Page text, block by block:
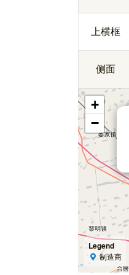
上横框
侧面
+
−
Legend
制造商